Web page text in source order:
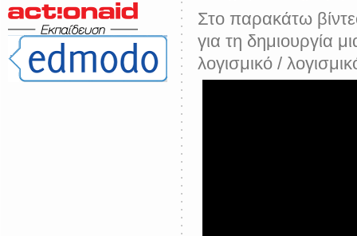
Στο παρακάτω
για τη δημιουργία
λογισμικό /